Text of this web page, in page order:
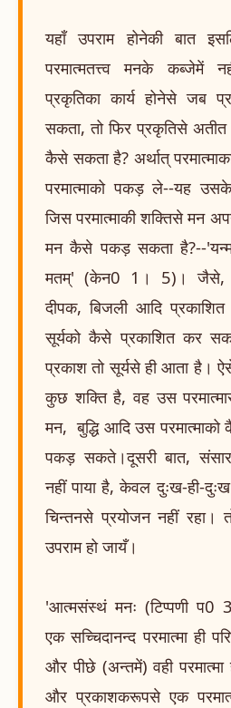
यहाँ उपराम होनेकी बात
परमात्मतत्त्व मनके कब्जेमें
प्रकृतिका कार्य होनेसे जब
सकता, तो फिर प्रकृतिसे अतीत
कैसे सकता है? अर्थात्
परमात्माको पकड़ ले--यह
जिस परमात्माकी शक्तिसे मन
मन कैसे पकड़ सकता है?--
मतम्' (केन0 1। 5)। जैसे,
दीपक, बिजली आदि
सूर्यको कैसे प्रकाशित कर
प्रकाश तो सूर्यसे ही आता है।
कुछ शक्ति है, वह उस
मन, बुद्धि आदि उस
पकड़ सकते।दूसरी बात,
नहीं पाया है, केवल दुःख-ही-
चिन्तनसे प्रयोजन नहीं
उपराम हो जायँ।
'आत्मसंस्थं मनः (टिप्पणी प0
एक सच्चिदानन्द परमात्मा ही
और पीछे (अन्तमें) वही
और प्रकाशकरूपसे एक